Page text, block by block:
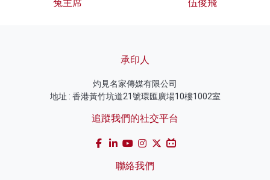
兔主席 伍俊飛
承印人
灼見名家傳媒有限公司
地址 : 香港黃竹坑道21號環匯廣場10樓1002室
追蹤我們的社交平台
聯絡我們